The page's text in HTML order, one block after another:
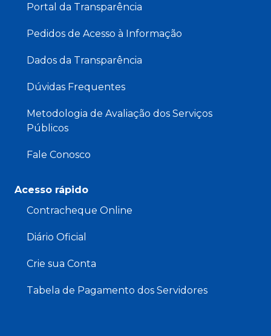
Portal da Transparência
Pedidos de Acesso à Informação
Dados da Transparência
Dúvidas Frequentes
Metodologia de Avaliação dos Serviços
Públicos
Fale Conosco
Acesso rápido
Contracheque Online
Diário Oficial
Crie sua Conta
Tabela de Pagamento dos Servidores